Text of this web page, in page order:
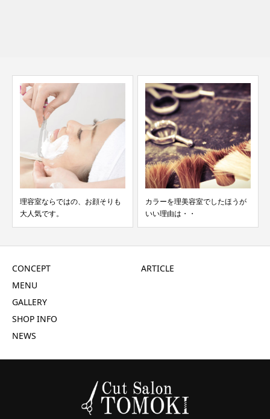
理容室ならではの、お顔そりも
大人気です。
カラーを理美容室でしたほうが
いい理由は・・
CONCEPT
MENU
GALLERY
SHOP INFO
NEWS
ARTICLE